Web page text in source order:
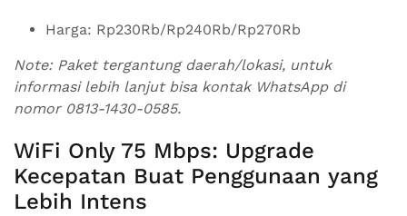
Harga: Rp230Rb/Rp240Rb/Rp270Rb
Note: Paket tergantung daerah/lokasi, untuk
informasi lebih lanjut bisa kontak WhatsApp di
nomor 0813-1430-0585.
WiFi Only 75 Mbps: Upgrade
Kecepatan Buat Penggunaan yang
Lebih Intens